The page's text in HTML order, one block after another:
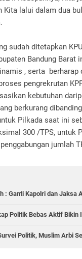
Kita lalui dalam dua
sudah ditetapkan
Bandung Barat
, serta berharap
pengrekrutan
kebutuhan
berkurang
Pilkada saat ini
300 /TPS, untuk
jumlah
: Ganti Kapolri dan Jaksa
Politik Bebas Aktif Bikin
Politik, Muslim Arbi